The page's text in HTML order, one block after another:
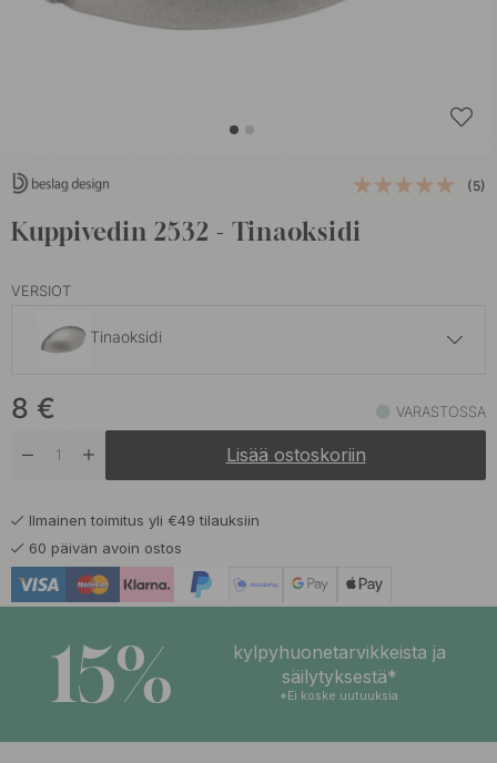
(5)
Kuppivedin 2532 - Tinaoksidi
VERSIOT
Tinaoksidi
Varastossa
8 € VARASTOSSA
Lisää ostoskoriin
Ilmainen toimitus yli €49 tilauksiin
60 päivän avoin ostos
15%
kylpyhuonetarvikkeista ja
säilytyksestä*
*Ei koske uutuuksia